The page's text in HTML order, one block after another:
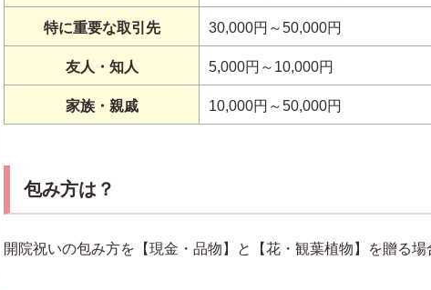
特に重要な取引先 30,000円～50,000円
友人・知人 5,000円～10,000円
家族・親戚 10,000円～50,000円
包み方は？
開院祝いの包み方を【現金・品物】と【花・観葉植物】を贈る